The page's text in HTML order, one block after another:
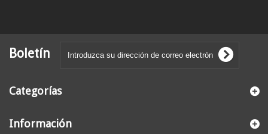
Boletín
Categorías
Información